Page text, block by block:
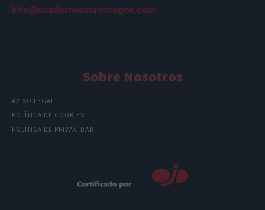
info@cuadernosmanchegos.com
Sobre Nosotros
AVISO LEGAL
POLÍTICA DE COOKIES
POLÍTICA DE PRIVACIDAD